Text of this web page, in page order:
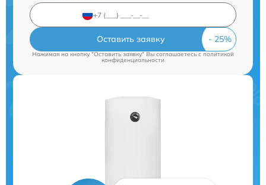
Оставить заявку
Нажимая на кнопку "Оставить заявку" Вы соглашаетесь cполитикой
конфиденциальности